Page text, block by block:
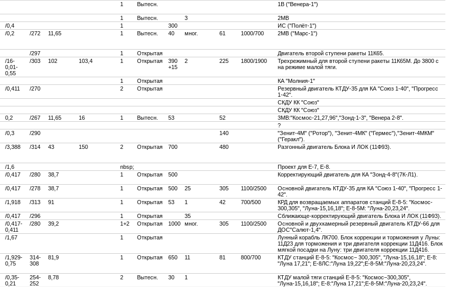
1 Вытесн. 1В ("Венера-1")
1 Вытесн. 3
2МВ
/0,4 1 300
ИС ("Полёт-1")
/0,2 /272 11,65 1 Вытесн. 40 мног. 61 1000/700 2МВ ("Марс-1")
/297 1 Открытая
Двигатель второй ступени ракеты 11К65.
/16-
0,01-
0,55
/303 102 103,4 1 Открытая
390
+15
2 225 1800/1900
Трехрежимный для второй ступени ракеты 11К65М. До 3800 с
на режиме малой тяги.
1 Открытая
КА "Молния-1"
/0,411 /270 2 Открытая
Резервный двигатель КТДУ-35 для КА "Союз 1-40", "Прогресс
1-42".
СКДУ КК "Союз"
СКДУ КК "Союз"
0,2 /267 11,65 16 1 Вытесн. 53 52
3МВ:"Космос-21,27,96","Зонд-1-3", "Венера 2-8".
?
/0,3 /290 140
"Зенит-4М" ("Ротор"), "Зенит-4МК" ("Гермес"),"Зенит-4МКМ"
("Геракл").
/3,388 /314 43 150 2 Открытая 700 480 Разгонный двигатель Блока И ЛОК (11Ф93).
/1,6 nbsp;
Проект для Е-7, E-8.
/0,417 /280 38,7 1 Открытая 500 Корректирующий двигатель для КА "Зонд-4-8"(7К-Л1).
/0,417 /278 38,7 1 Открытая 500 25 305 1100/2500
Основной двигатель КТДУ-35 для КА "Союз 1-40", "Прогресс 1-
42".
/1,918 /313 91 1 Открытая 53 1 42 700/500
КРД для возвращаемых аппаратов станций Е-8-5: "Космос-
300,305", "Луна-15,16,18"; Е-8-5М: "Луна-20,23,24".
/0,417 /296 1 Открытая 35
Сближающе-корректирующий двигатель Блока И ЛОК (11Ф93).
/0,417-
0,411
/280 39,2 1+2 Открытая 1000 мног. 305 1100/2500
Основной и двухкамерный резервный двигатель КТДУ-66 для
ДОС"Салют-1,4".
/1,67 1 Открытая
Лунный корабль ЛК700. Блок коррекции и торможения у Луны:
11Д23 для торможения и три двигателя коррекции 11Д416. Блок
мягкой посадки на Луну: три двигателя коррекции 11Д416.
/1,929-
0,75
314-
308
81,9 1 Открытая 650 11 81 800/700
КТДУ станций Е-8-5: "Космос− 300,305", "Луна-15,16,18"; E-8:
"Луна 17,21"; E-8ЛС:"Луна 19,22";Е-8-5М:"Луна-20,23,24".
/0,35-
0,21
254-
252
8,78 2 Вытесн. 30 1
КТДУ малой тяги станций Е-8-5: "Космос−300,305",
"Луна-15,16,18"; E-8:"Луна 17,21";Е-8-5М:"Луна-20,23,24".